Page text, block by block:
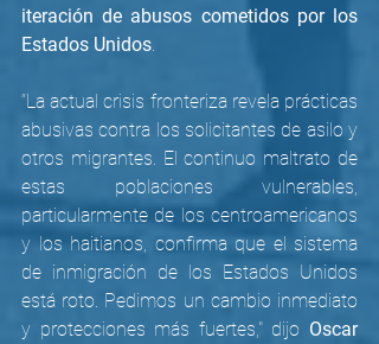
iteración de abusos cometidos por los
Estados Unidos
“La actual crisis fronteriza revela prácticas
abusivas contra los solicitantes de asilo y
otros migrantes. El continuo maltrato de
estas poblaciones vulnerables,
particularmente de los centroamericanos
y los haitianos, confirma que el sistema
de inmigración de los Estados Unidos
está roto. Pedimos un cambio inmediato
y protecciones más fuertes," dijo Oscar